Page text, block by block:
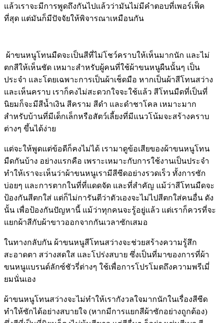
แล้วเราจะมีการพูดถึงกันไปแล้วว่ามันไม่มีคำตอบที่เพอร์เฟ็ค
ที่สุด แต่มันก็มีปัจจัยให้พิจารณาเหมือนกัน
ผ้าขนหนูโทนมืดจะเป็นสีที่ไม่โชว์คราบให้เห็นมากนัก และไม่
ตกสีให้เห็นชัด เหมาะสำหรับผู้คนที่ใช้ผ้าขนหนูผืนนั้นๆ เป็น
ประจำ และโดยเฉพาะการเป็นผ้าเช็ดมือ หากเป็นผ้าสีโทนสว่าง
และเห็นคราบ เราก็คงไม่สะดวกใจจะใช้แล้ว สีโทนมืดที่เป็นที่
นิยมก็จะมีสีน้ำเงิน สีคราม สีดำ และดำชาโคล เหมาะมาก
สำหรับบ้านที่มีเด็กเล็กหรือสัตว์เลี้ยงที่มีแนวโน้มจะสร้างคราบ
ต่างๆ ขึ้นได้ง่าย
แต่จะให้พูดแต่ข้อดีก็คงไม่ได้ เรามาดูข้อเสียของผ้าขนหนูโทน
มืดกันบ้าง อย่างแรกคือ เพราะเหมาะกับการใช้งานเป็นประจำ
ทำให้เราจะเห็นว่าผ้าขนหนูเรามีสีซีดอย่างรวดเร็ว ทั้งการซัก
บ่อยๆ และการตากในที่ที่แดดจัด และที่สำคัญ แม้ว่าสีโทนมืดจะ
ป้องกันสีตกใส่ แต่ก็ไม่การันตีว่าตัวเองจะไม่ไปสีตกใส่คนอื่น ดัง
นั้น เพื่อป้องกันปัญหานี้ แม้ว่าทุกคนจะรู้อยู่แล้ว แต่เราก็ควรที่จะ
แยกผ้าสีกับผ้าขาวออกจากกันเวลาซักเสมอ
ในทางกลับกัน ผ้าขนหนูสีโทนสว่างจะช่วยสร้างความรู้สึก
สะอาดตา สว่างสดใส และโปร่งสบาย ซึ่งเป็นที่มาของการที่ผ้า
ขนหนูแบรนด์ลักซ์ชัวรี่ต่างๆ ใช้เพื่อการโปรโมตถึงความพรีเมี่
ยมนั่นเอง
ผ้าขนหนูโทนสว่างจะไม่ทำให้เรากังวลใจมากนักในเรื่องสีซีด
ทำให้ซักได้อย่างสบายใจ (หากมีการแยกสีผ้าซักอย่างถูกต้อง)